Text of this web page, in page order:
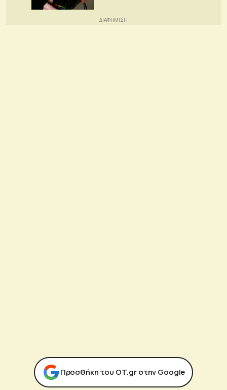
Προσθήκη του ΟΤ.gr στην Google